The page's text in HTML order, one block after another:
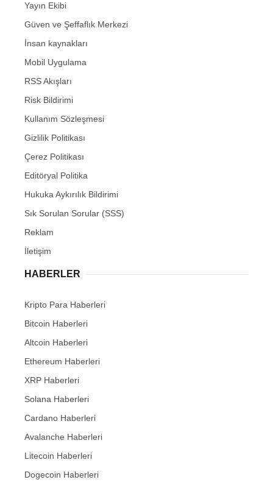
Yayın Ekibi
Güven ve Şeffaflık Merkezi
İnsan kaynakları
Mobil Uygulama
RSS Akışları
Risk Bildirimi
Kullanım Sözleşmesi
Gizlilik Politikası
Çerez Politikası
Editöryal Politika
Hukuka Aykırılık Bildirimi
Sık Sorulan Sorular (SSS)
Reklam
İletişim
HABERLER
Kripto Para Haberleri
Bitcoin Haberleri
Altcoin Haberleri
Ethereum Haberleri
XRP Haberleri
Solana Haberleri
Cardano Haberleri
Avalanche Haberleri
Litecoin Haberleri
Dogecoin Haberleri